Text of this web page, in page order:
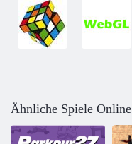
Ähnliche Spiele Online